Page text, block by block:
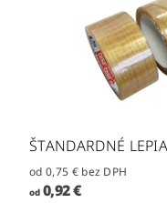
ŠTANDARDNÉ
od 0,75 € bez DPH
od0,92 €